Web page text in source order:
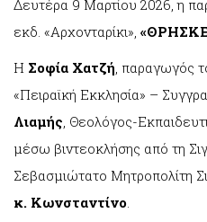
Δευτέρα 9 Μαρτίου 2026, η
εκδ. «Αρχονταρίκι»,
Η Σοφία Χατζή, παραγωγός
«Πειραϊκή Εκκλησία» –
Λιαμής, Θεολόγος-
μέσω βιντεοκλήσης από τη
Σεβασμιώτατο Μητροπολίτη
κ. Κωνσταντίνο.